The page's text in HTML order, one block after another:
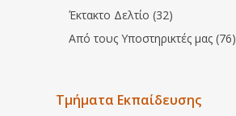
Έκτακτο Δελτίο (32)
Από τους Υποστηρικτές μας (76)
Τμήματα Εκπαίδευσης